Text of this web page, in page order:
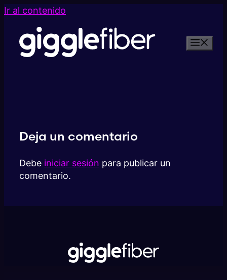
Ir al contenido
Deja un comentario
Debe iniciar sesión para publicar un
comentario.